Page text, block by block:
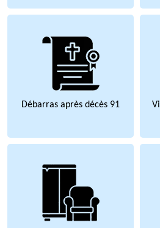
Débarras après décès 91